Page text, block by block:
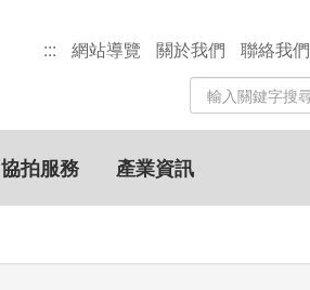
::: 網站導覽 關於我們 聯絡我們
站
內
搜
尋
關
鍵
協拍服務 產業資訊